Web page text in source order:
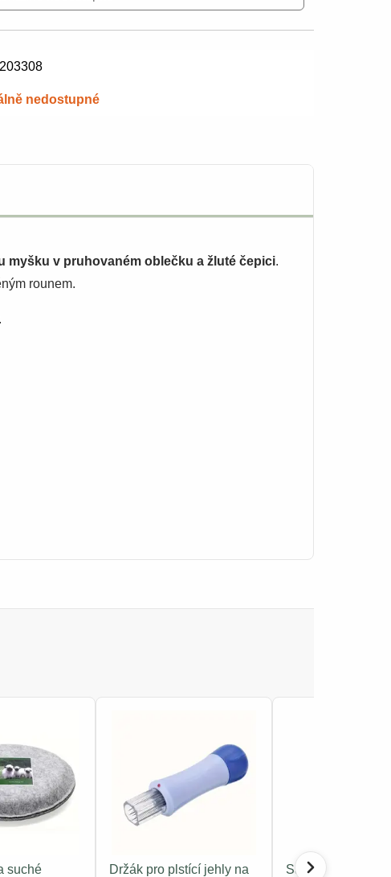
nedostupné
myšku v pruhovaném oblečku a žluté čepici.
rounem.
suché
Držák pro plstící jehly na
Sada pro plstění